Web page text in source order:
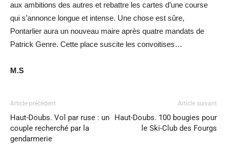
aux ambitions des autres et rebattre les cartes d’une course
qui s’annonce longue et intense. Une chose est sûre,
Pontarlier aura un nouveau maire après quatre mandats de
Patrick Genre. Cette place suscite les convoitises…
M.S
Article précédent
Haut-Doubs. Vol par ruse : un
couple recherché par la
gendarmerie
Article suivant
Haut-Doubs. 100 bougies pour
le Ski-Club des Fourgs